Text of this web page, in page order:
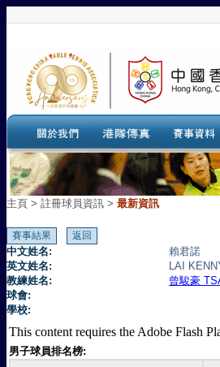
主頁 > 註冊球員資訊 > 最新資訊
中文姓名:
賴君諾
英文姓名:
LAI
教練姓名:
曾駿豪
球會:
學校:
This content requires the Adobe Flash
男子球員排名榜: